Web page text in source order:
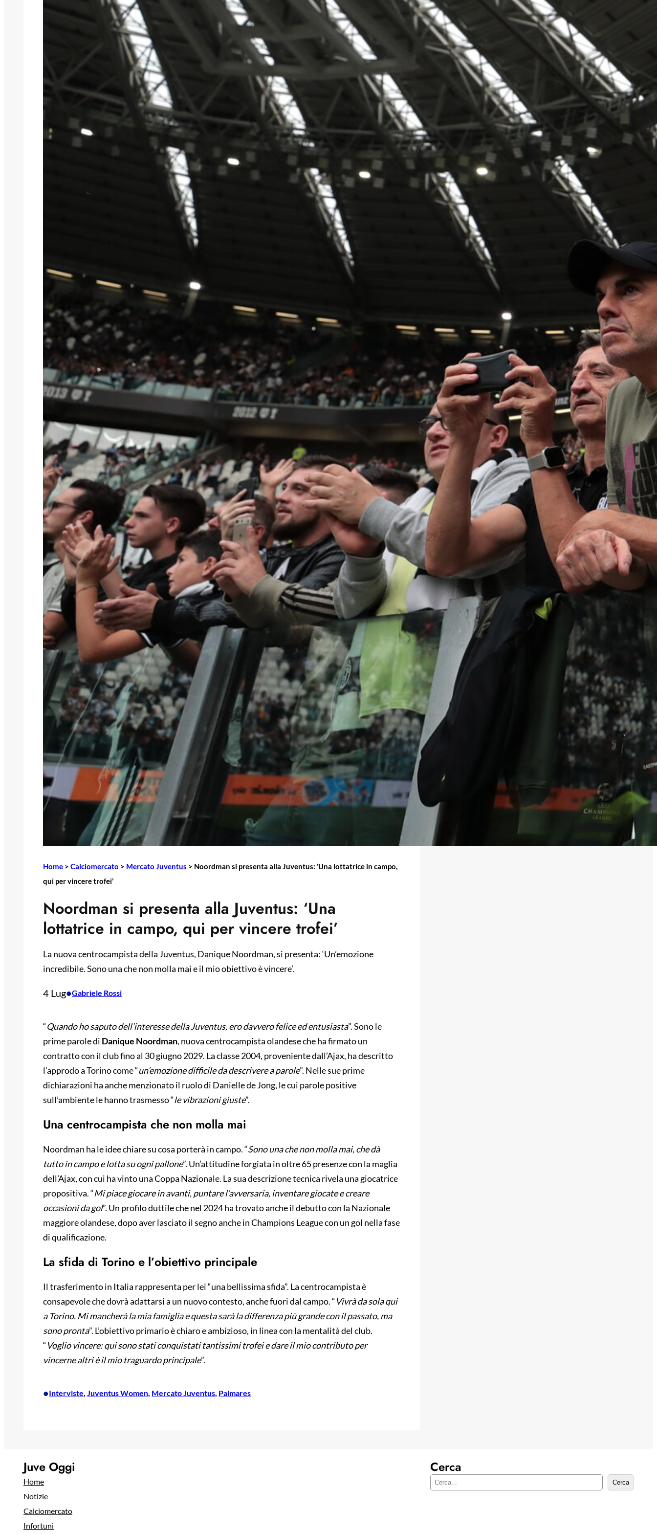
Home > Calciomercato > Mercato Juventus > Noordman si presenta alla Juventus: ‘Una lottatrice in campo,
qui per vincere trofei’
Noordman si presenta alla Juventus: ‘Una
lottatrice in campo, qui per vincere trofei’
La nuova centrocampista della Juventus, Danique Noordman, si presenta: ‘Un’emozione
incredibile. Sono una che non molla mai e il mio obiettivo è vincere’.
4 Lug•Gabriele Rossi
“Quando ho saputo dell’interesse della Juventus, ero davvero felice ed entusiasta”. Sono le
prime parole di Danique Noordman, nuova centrocampista olandese che ha firmato un
contratto con il club fino al 30 giugno 2029. La classe 2004, proveniente dall’Ajax, ha descritto
l’approdo a Torino come “un’emozione difficile da descrivere a parole”. Nelle sue prime
dichiarazioni ha anche menzionato il ruolo di Danielle de Jong, le cui parole positive
sull’ambiente le hanno trasmesso “le vibrazioni giuste”.
Una centrocampista che non molla mai
Noordman ha le idee chiare su cosa porterà in campo. “Sono una che non molla mai, che dà
tutto in campo e lotta su ogni pallone”. Un’attitudine forgiata in oltre 65 presenze con la maglia
dell’Ajax, con cui ha vinto una Coppa Nazionale. La sua descrizione tecnica rivela una giocatrice
propositiva. “Mi piace giocare in avanti, puntare l’avversaria, inventare giocate e creare
occasioni da gol”. Un profilo duttile che nel 2024 ha trovato anche il debutto con la Nazionale
maggiore olandese, dopo aver lasciato il segno anche in Champions League con un gol nella fase
di qualificazione.
La sfida di Torino e l’obiettivo principale
Il trasferimento in Italia rappresenta per lei “una bellissima sfida”. La centrocampista è
consapevole che dovrà adattarsi a un nuovo contesto, anche fuori dal campo. “Vivrà da sola qui
a Torino. Mi mancherà la mia famiglia e questa sarà la differenza più grande con il passato, ma
sono pronta”. L’obiettivo primario è chiaro e ambizioso, in linea con la mentalità del club.
“Voglio vincere: qui sono stati conquistati tantissimi trofei e dare il mio contributo per
vincerne altri è il mio traguardo principale”.
•Interviste, Juventus Women, Mercato Juventus, Palmares
valutazione del talento turco
8 Agosto 2026
Monza in vantaggio per Rugani, due
club di Serie A sul difensore della
Juventus
8 Agosto 2026
Spalletti post Inter-Juve: “Di
Gregorio bravo in 2/3 interventi,
Kolo Muani e Alajbegovic…”
8 Agosto 2026
Juve Oggi
Home
Notizie
Calciomercato
Infortuni
Cerca
C
Cerca